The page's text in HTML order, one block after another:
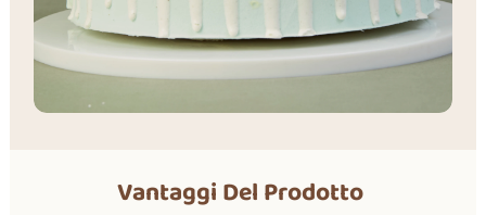
Vantaggi Del Prodotto